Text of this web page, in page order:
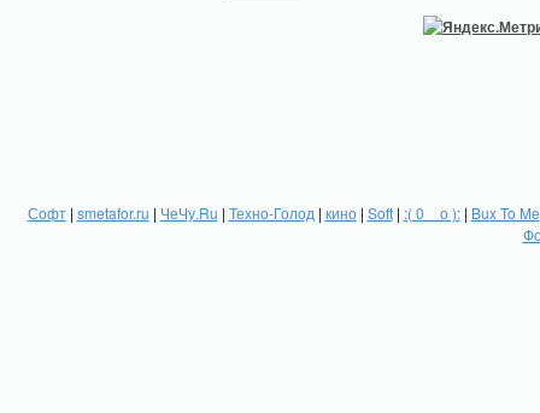
Софт| smetafor.ru | ЧеЧу.Ru | Техно-Голод | кино| Soft| :( 0 _ о ):| Bux To Me